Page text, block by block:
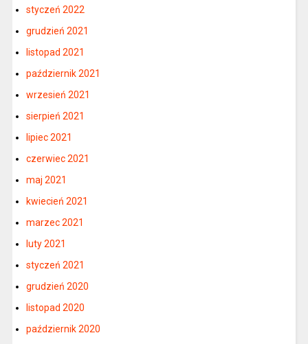
styczeń 2022
grudzień 2021
listopad 2021
październik 2021
wrzesień 2021
sierpień 2021
lipiec 2021
czerwiec 2021
maj 2021
kwiecień 2021
marzec 2021
luty 2021
styczeń 2021
grudzień 2020
listopad 2020
październik 2020